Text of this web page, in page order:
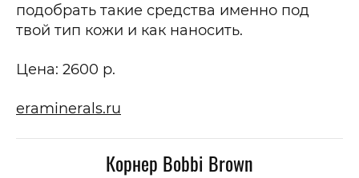
подобрать такие средства именно под
твой тип кожи и как наносить.
Цена: 2600 р.
eraminerals.ru
Корнер Bobbi Brown